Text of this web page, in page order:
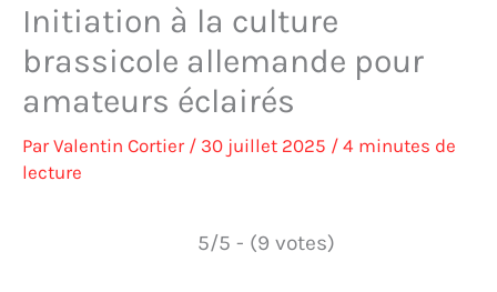
Initiation à la culture
brassicole allemande pour
amateurs éclairés
ParValentin Cortier / 30 juillet 2025 / 4 minutes de
lecture
5/5 - (9 votes)